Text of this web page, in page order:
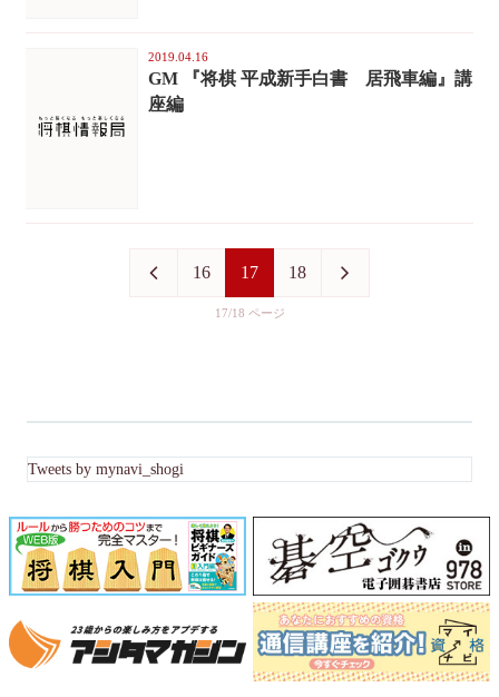
2019.04.16
GM 『将棋 平成新手白書 居飛車編』講
座編
17/18
16 17 18
Tweets by mynavi_shogi